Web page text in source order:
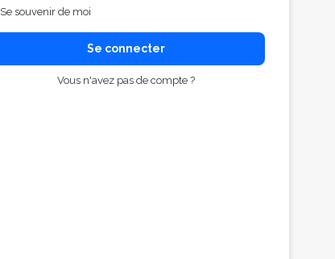
Se souvenir de moi
Se connecter
Vous n'avez pas de compte ?